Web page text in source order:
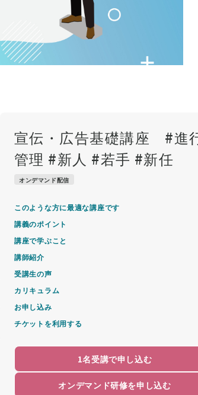
宣伝・広告基礎講座 #進
管理 #新人 #若手 #新任
オンデマンド配信
このような方に最適な講座です
講義のポイント
講座で学ぶこと
講師紹介
受講生の声
カリキュラム
お申し込み
チケットを利用する
1名受講で申し込む
オンデマンド研修を申し込む